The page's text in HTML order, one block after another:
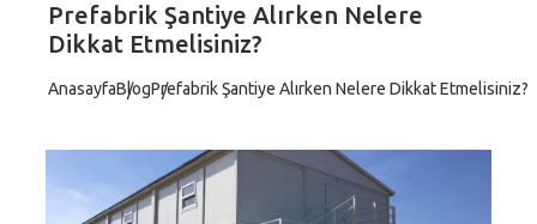
Prefabrik Şantiye Alırken Nelere
Dikkat Etmelisiniz?
AnasayfaBlogPrefabrik Şantiye Alırken Nelere Dikkat Etmelisiniz?